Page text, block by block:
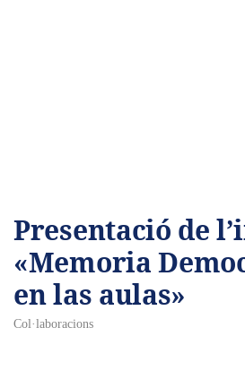
Presentació de
«Memoria
en las aulas»
Col·laboracions